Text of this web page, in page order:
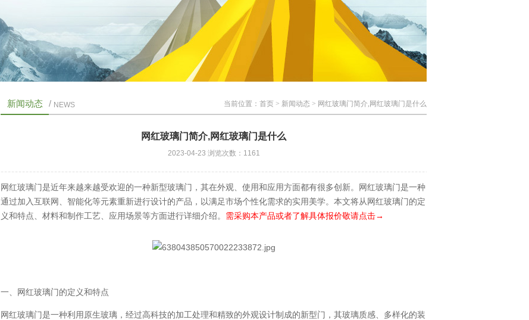
新闻动态 / NEWS 当前位置： 首页 > 新闻动态 > 网红玻璃门简介,网红玻璃门是什么
网红玻璃门简介,网红玻璃门是什么
2023-04-23 浏览次数：1161
网红玻璃门是近年来越来越受欢迎的一种新型玻璃门，其在外观、使用和应用方面都有很多创新。网红玻璃门是一种
通过加入互联网、智能化等元素重新进行设计的产品，以满足市场个性化需求的实用美学。本文将从网红玻璃门的定
义和特点、材料和制作工艺、应用场景等方面进行详细介绍。 需采购本产品或者了解具体报价敬请点击→
一、网红玻璃门的定义和特点
网红玻璃门是一种利用原生玻璃，经过高科技的加工处理和精致的外观设计制成的新型门，其玻璃质感、多样化的装